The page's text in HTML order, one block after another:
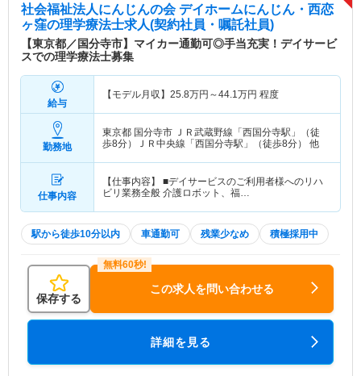
社会福祉法人にんじんの会 デイホームにんじん・西恋
ヶ窪の理学療法士求人(契約社員・嘱託社員)
【東京都／国分寺市】マイカー通勤可◎手当充実！デイサービ
スでの理学療法士募集
給与
【モデル月収】 25.8万円～44.1万円 程度
勤務地
東京都 国分寺市 ＪＲ武蔵野線「西国分寺駅」（徒
歩8分）ＪＲ中央線「西国分寺駅」（徒歩8分） 他
仕事内容
【仕事内容】 ■デイサービスのご利用者様へのリハ
ビリ業務全般 介護ロボット、福…
駅から徒歩10分以内 車通勤可 残業少なめ 積極採用中
保存する
この求人を問い合わせる
詳細を見る